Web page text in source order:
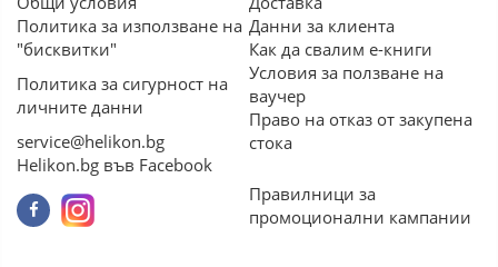
Политика за използване на
"бисквитки"
Политика за сигурност на
личните данни
service@helikon.bg
Helikon.bg във Facebook
Данни за клиента
Как да свалим е-книги
Условия за ползване на
ваучер
Право на отказ от закупена
стока
Правилници за
промоционални кампании